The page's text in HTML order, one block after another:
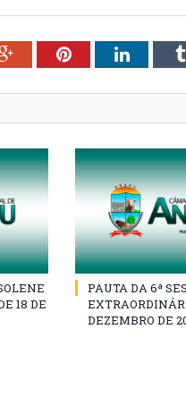
Google+PinterestLinkedIn
18 DE
PAUTA DA 6ª
DEZEMBRO DE